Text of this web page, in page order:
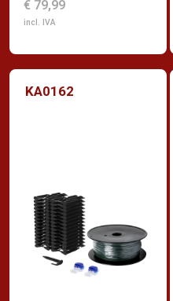
€ 79,99
incl. IVA
KA0162